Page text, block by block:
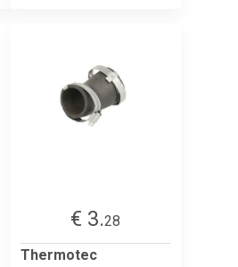
€ 3.28
Thermotec